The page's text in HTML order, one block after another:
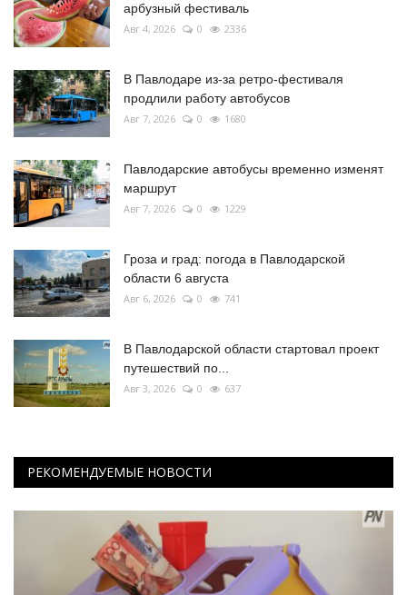
арбузный фестиваль
Авг 4, 2026 0 2336
В Павлодаре из-за ретро-фестиваля
продлили работу автобусов
Авг 7, 2026 0 1680
Павлодарские автобусы временно изменят
маршрут
Авг 7, 2026 0 1229
Гроза и град: погода в Павлодарской
области 6 августа
Авг 6, 2026 0 741
В Павлодарской области стартовал проект
путешествий по...
Авг 3, 2026 0 637
РЕКОМЕНДУЕМЫЕ НОВОСТИ